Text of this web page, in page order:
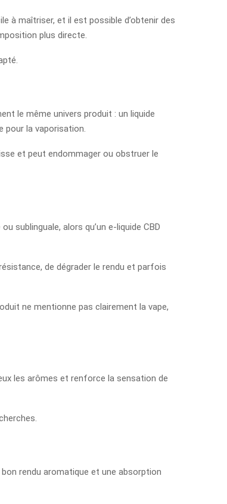
à maîtriser, et il est possible d’obtenir des
plus directe.
le même univers produit : un liquide
pour la vaporisation.
et peut endommager ou obstruer le
sublinguale, alors qu’un e-liquide CBD
de dégrader le rendu et parfois
ne mentionne pas clairement la vape,
les arômes et renforce la sensation de
rendu aromatique et une absorption